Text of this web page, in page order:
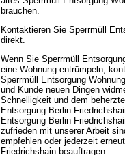
brauchen.
Kontaktieren Sie Sperrmüll
direkt.
Wenn Sie Sperrmüll
eine Wohnung entrümpeln,
Sperrmüll Entsorgung
und Kunde neuen Dingen
Schnelligkeit und dem
Entsorgung Berlin
Entsorgung Berlin
zufrieden mit unserer Arbeit
empfehlen oder jederzeit
Friedrichshain beauftragen.